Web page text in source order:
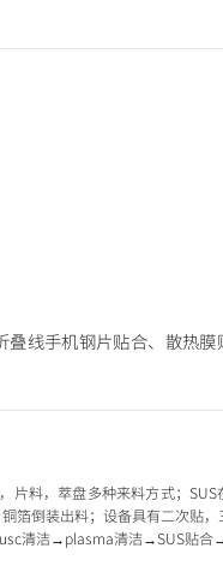
叠线手机钢片贴合、散热
片料，萃盘多种来料方式；
箔倒装出料；设备具有二次贴，
清洁→plasma清洁→SUS贴合